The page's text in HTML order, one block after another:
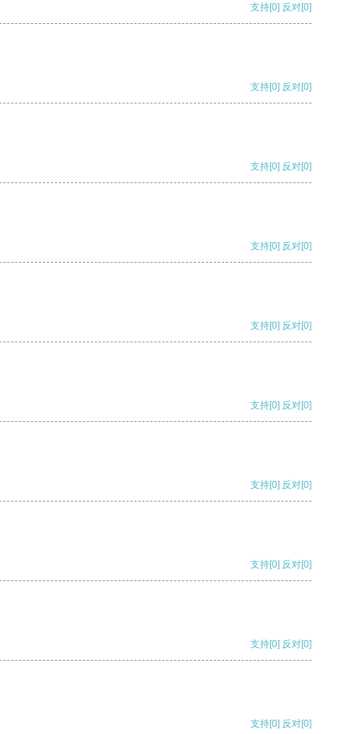
支持[0] 反对[0]
支持[0] 反对[0]
支持[0] 反对[0]
支持[0] 反对[0]
支持[0] 反对[0]
支持[0] 反对[0]
支持[0] 反对[0]
支持[0] 反对[0]
支持[0] 反对[0]
支持[0] 反对[0]